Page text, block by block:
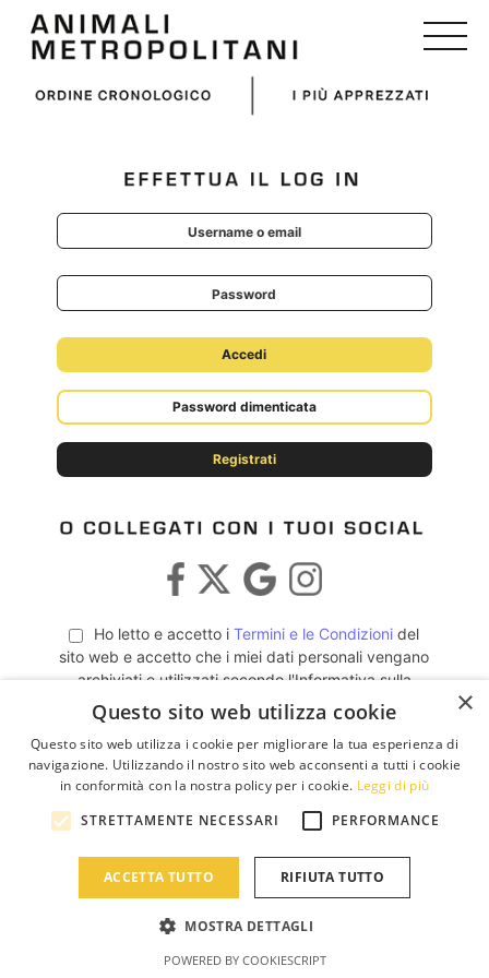
content
Password dimenticata
Registrati
Ho letto e accetto iTermini e le Condizioni del
sito web e accetto che i miei dati personali vengano
archiviati e utilizzati secondo l'Informativa sulla
Privacy Policy. ×
Questo sito web utilizza cookie
Questo sito web utilizza i cookie per migliorare la tua esperienza di
navigazione. Utilizzando il nostro sito web acconsenti a tutti i cookie
in conformità con la nostra policy per i cookie. Leggi di più
STRETTAMENTE NECESSARI
PERFORMANCE
ACCETTA TUTTO RIFIUTA TUTTO
MOSTRA DETTAGLI
POWERED BY COOKIESCRIPT